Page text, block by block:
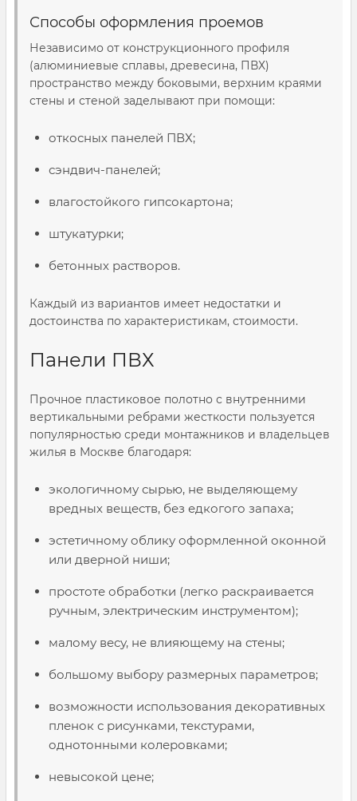
Способы оформления проемов
Независимо от конструкционного профиля
(алюминиевые сплавы, древесина, ПВХ)
пространство между боковыми, верхним краями
стены и стеной заделывают при помощи:
откосных панелей ПВХ;
сэндвич-панелей;
влагостойкого гипсокартона;
штукатурки;
бетонных растворов.
Каждый из вариантов имеет недостатки и
достоинства по характеристикам, стоимости.
Панели ПВХ
Прочное пластиковое полотно с внутренними
вертикальными ребрами жесткости пользуется
популярностью среди монтажников и владельцев
жилья в Москве благодаря:
экологичному сырью, не выделяющему
вредных веществ, без едкогого запаха;
эстетичному облику оформленной оконной
или дверной ниши;
простоте обработки (легко раскраивается
ручным, электрическим инструментом);
малому весу, не влияющему на стены;
большому выбору размерных параметров;
возможности использования декоративных
пленок с рисунками, текстурами,
однотонными колеровками;
невысокой цене;